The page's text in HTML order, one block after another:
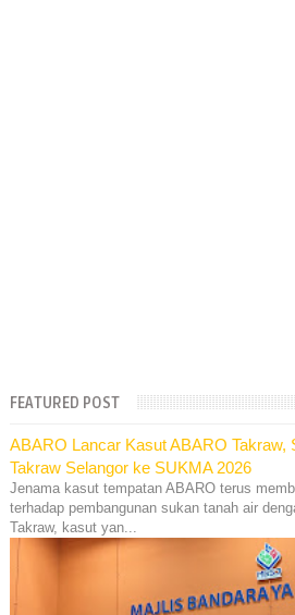
FEATURED POST
ABARO Lancar Kasut ABARO Takraw,
Takraw Selangor ke SUKMA 2026
Jenama kasut tempatan ABARO terus
terhadap pembangunan sukan tanah air
Takraw, kasut yan...